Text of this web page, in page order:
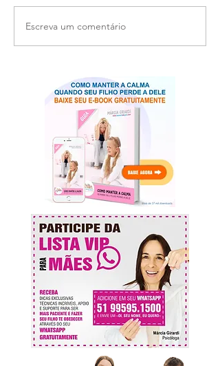
Escreva um comentário